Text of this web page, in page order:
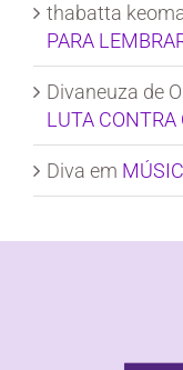
thabatta
PARA
Divaneuza de
LUTA CONTRA
Diva em